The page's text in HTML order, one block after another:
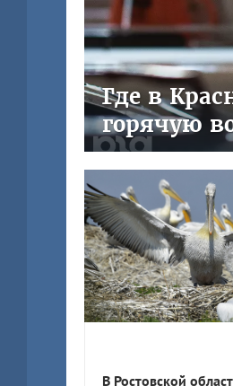
Где в
горячую
В Ростовской